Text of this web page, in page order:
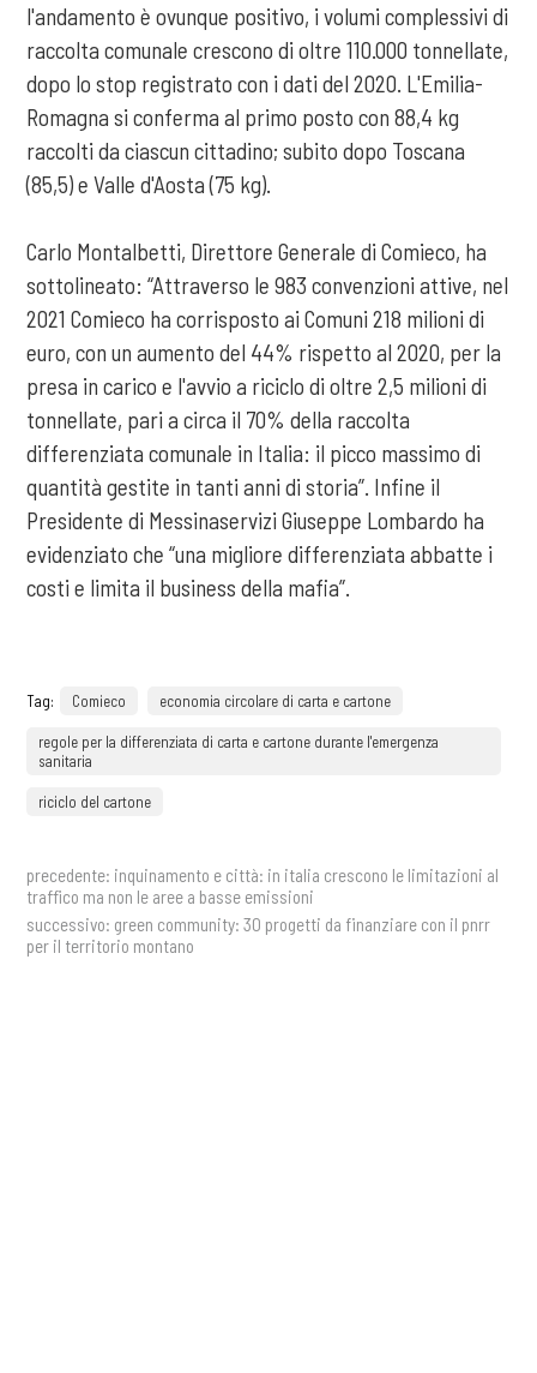
l'andamento è ovunque positivo, i volumi complessivi di
raccolta comunale crescono di oltre 110.000 tonnellate,
dopo lo stop registrato con i dati del 2020. L'Emilia-
Romagna si conferma al primo posto con 88,4 kg
raccolti da ciascun cittadino; subito dopo Toscana
(85,5) e Valle d'Aosta (75 kg).
Carlo Montalbetti, Direttore Generale di Comieco, ha
sottolineato: “Attraverso le 983 convenzioni attive, nel
2021 Comieco ha corrisposto ai Comuni 218 milioni di
euro, con un aumento del 44% rispetto al 2020, per la
presa in carico e l'avvio a riciclo di oltre 2,5 milioni di
tonnellate, pari a circa il 70% della raccolta
differenziata comunale in Italia: il picco massimo di
quantità gestite in tanti anni di storia”. Infine il
Presidente di Messinaservizi Giuseppe Lombardo ha
evidenziato che “una migliore differenziata abbatte i
costi e limita il business della mafia”.
Tag: Comieco economia circolare di carta e cartone
regole per la differenziata di carta e cartone durante l'emergenza
sanitaria
riciclo del cartone
precedente: inquinamento e città: in italia crescono le limitazioni al
traffico ma non le aree a basse emissioni
successivo: green community: 30 progetti da finanziare con il pnrr
per il territorio montano